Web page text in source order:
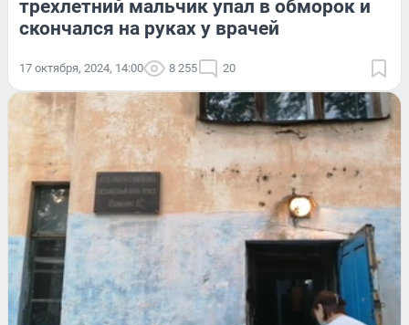
трехлетний мальчик упал в обморок и
скончался на руках у врачей
17 октября, 2024, 14:00 8 255 20